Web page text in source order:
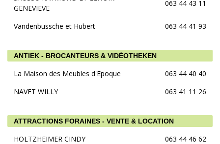
GENEVIEVE
063 44 43 11
Vandenbussche et Hubert 063 44 41 93
ANTIEK - BROCANTEURS & VIDÉOTHEKEN
La Maison des Meubles d'Epoque
063 44 40 40
NAVET WILLY
063 41 11 26
ATTRACTIONS FORAINES - VENTE & LOCATION
HOLTZHEIMER CINDY 063 44 46 62